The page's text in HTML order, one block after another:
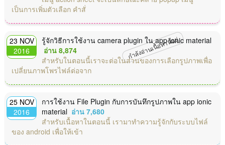
เป็นการเพิ่มตัวเลือก คำสั่
กำลังอ่านเนื้อหานี้อยู่
23 NOV
2016
รู้จักวิธีการใช้งาน camera plugin ใน app ionic material
อ่าน 8,874
สำหรับในตอนนี้เราจะต่อในส่วนของการเลือกรูปภาพเพื่อ
เปลี่ยนภาพโพรไฟล์ต่อจาก
25 NOV
2016
การใช้งาน File Plugin กับการบันทึกรูปภาพใน app ionic
material อ่าน 7,680
สำหรับเนื้อหาในตอนนี้ เรามาทำความรู้จักกับระบบไฟล์
ของ android เพื่อให้เข้า